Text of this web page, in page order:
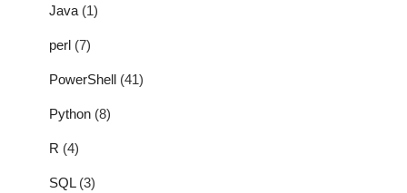
Java (1)
perl (7)
PowerShell (41)
Python (8)
R (4)
SQL(3)